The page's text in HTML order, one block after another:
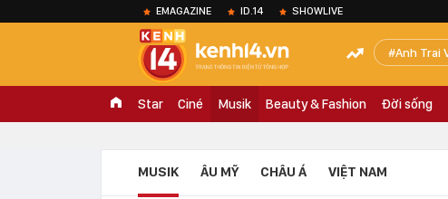
EMAGAZINE ID.14 SHOWLIVE
Anh Trai
Star Ciné Musik Beauty & Fashion Đời sống
MUSIK ÂU MỸ CHÂU Á VIỆT NAM